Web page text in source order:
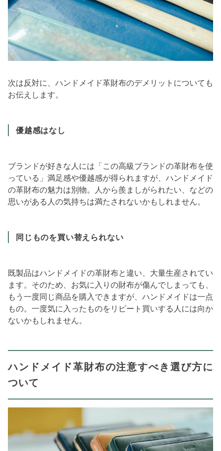
次は反対に、ハンドメイド革財布のデメリットについても
お伝えします。
優越感はなし
ブランドが好きな人には「この高級ブランドの革財布を使
っている」満足感や優越感が得られますが、ハンドメイド
の革財布の魅力は別物。人から羨ましがられたい、などの
思いがある人の気持ちは満たされないかもしれません。
同じものを買い替えられない
既製品はハンドメイドの革財布と違い、大量生産されてい
ます。そのため、お気に入りの財布が傷んでしまっても、
もう一度同じ商品を購入できますが、ハンドメイドは一点
もの。一度気に入ったものをリピート買いする人には向か
ないかもしれません。
ハンドメイド革財布の注意すべき選び方に
ついて